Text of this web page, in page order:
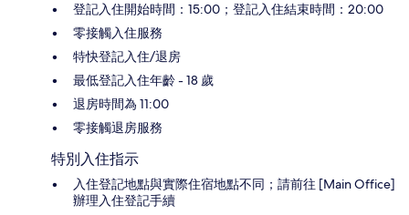
登記入住開始時間：15:00；登記入住結束時間：20:00
零接觸入住服務
特快登記入住/退房
最低登記入住年齡 - 18 歲
退房時間為 11:00
零接觸退房服務
特別入住指示
入住登記地點與實際住宿地點不同；請前往 [Main Office]
辦理入住登記手續